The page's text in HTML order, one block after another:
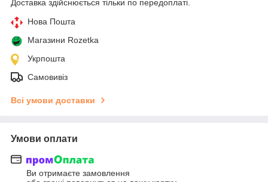
Доставка здійснюється тільки по передоплаті.
Нова Пошта
Магазини Rozetka
Укрпошта
Самовивіз
Всі умови доставки
Умови оплати
Ви отримаєте замовлення